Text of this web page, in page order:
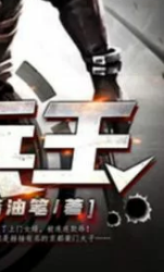
情趣用品